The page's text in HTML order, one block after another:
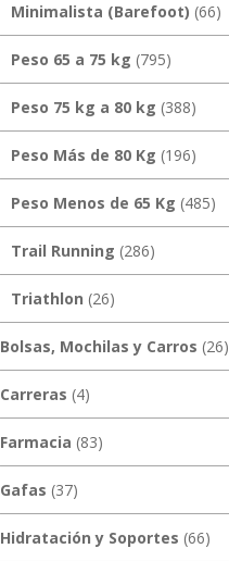
Minimalista (Barefoot) (66)
Peso 65 a 75 kg (795)
Peso 75 kg a 80 kg (388)
Peso Más de 80 Kg (196)
Peso Menos de 65 Kg (485)
Trail Running (286)
Triathlon (26)
Bolsas, Mochilas y Carros (26)
Carreras (4)
Farmacia (83)
Gafas (37)
Hidratación y Soportes (66)